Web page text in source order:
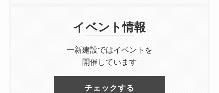
イベント情報
一新建設ではイベントを
開催しています
チェックする